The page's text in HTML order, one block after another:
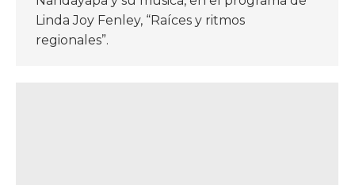
Linda Joy Fenley, “Raíces y ritmos
regionales”.